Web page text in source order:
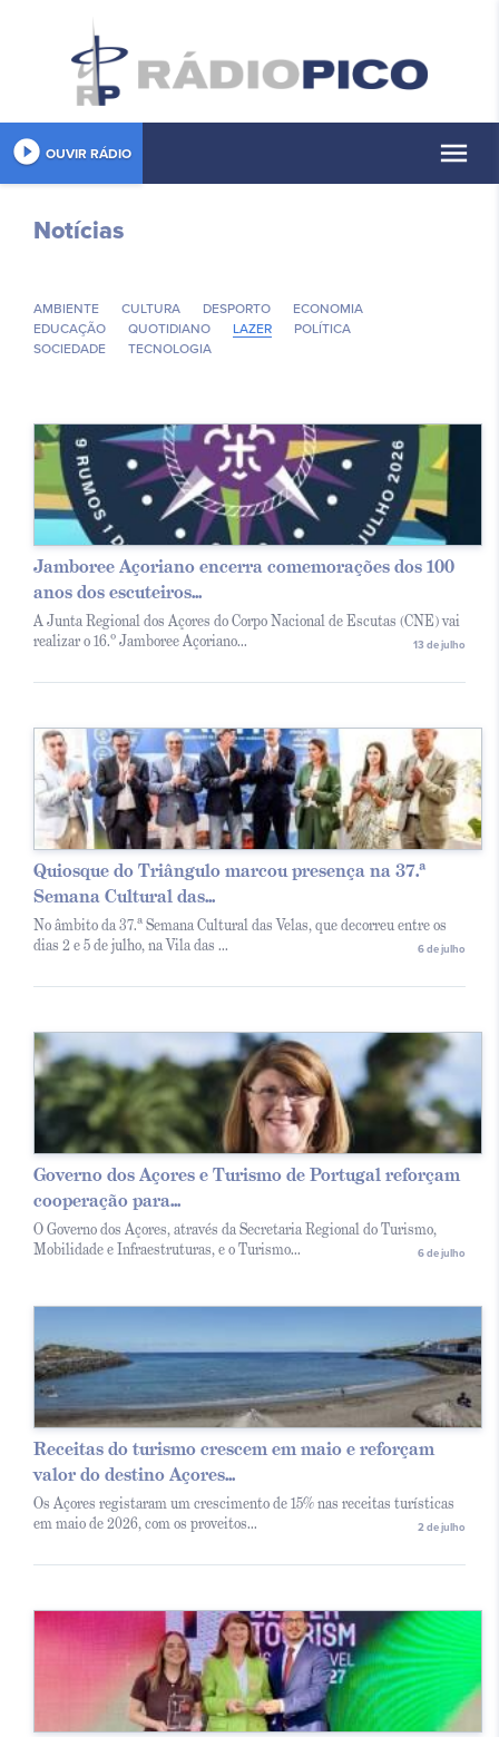
play_circle_filled OUVIR RÁDIO menu
Notícias
AMBIENTE CULTURA DESPORTO
ECONOMIA
EDUCAÇÃO
QUOTIDIANO LAZER
POLÍ­TICA
SOCIEDADE
TECNOLOGIA
Jamboree Açoriano encerra comemorações dos 100
anos dos escuteiros...
A Junta Regional dos Açores do Corpo Nacional de Escutas (CNE) vai
realizar o 16.º Jamboree Açoriano...
13 de julho
Quiosque do Triângulo marcou presença na 37.ª
Semana Cultural das...
No âmbito da 37.ª Semana Cultural das Velas, que decorreu entre os
dias 2 e 5 de julho, na Vila das ...
6 de julho
Governo dos Açores e Turismo de Portugal reforçam
cooperação para...
O Governo dos Açores, através da Secretaria Regional do Turismo,
Mobilidade e Infraestruturas, e o Turismo...
6 de julho
Receitas do turismo crescem em maio e reforçam
valor do destino Açores...
Os Açores registaram um crescimento de 15% nas receitas turísticas
em maio de 2026, com os proveitos...
2 de julho